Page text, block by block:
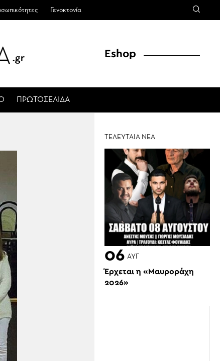
Γενοκτονία
ΠΡΩΤΟΣΕΛΙΔΑ
Eshop
ΤΕΛΕΥΤΑΙΑ ΝΕΑ
06 ΑΥΓ
Έρχεται η «Μαυροράχη
2026»